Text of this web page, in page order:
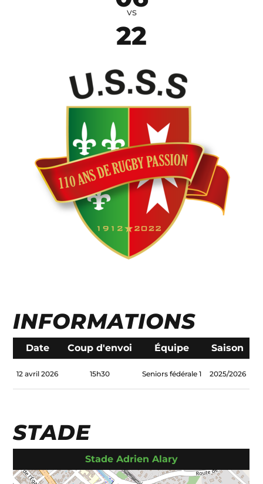
vs
22
INFORMATIONS
Date Coup d'envoi Équipe Saison
12 avril 2026 15h30 Seniors fédérale 1 2025/2026
STADE
Stade Adrien Alary